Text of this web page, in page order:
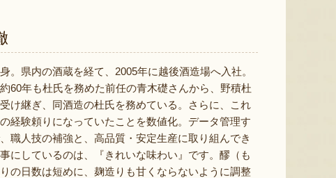
。県内の酒蔵を経て、2005年に越後酒造場へ入社。
60年も杜氏を務めた前任の青木礎さんから、野積杜
け継ぎ、同酒造の杜氏を務めている。さらに、これ
経験頼りになっていたことを数値化。データ管理す
職人技の補強と、高品質・安定生産に取り組んでき
にしているのは、『きれいな味わい』です。醪（も
の日数は短めに、麹造りも甘くならないように調整
8月7日 03:51 [新潟県] 8月7日 03:44 [新潟県]